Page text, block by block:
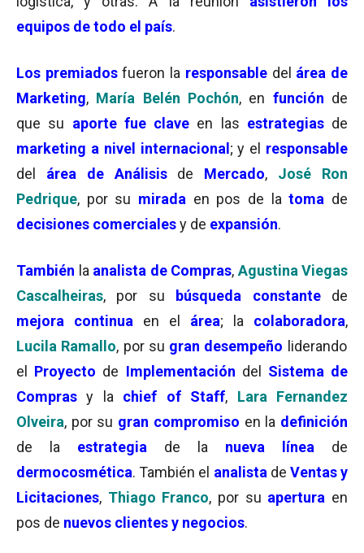
equipos de todo el país.
Los premiadosfueron la responsable del área de
Marketing, María Belén Pochón, en función de
que su aporte fue clave en las estrategias de
marketing a nivel internacional ; y el responsable
del área de Análisis de Mercado, José Ron
Pedrique, por su mirada en pos de la toma de
decisiones comercialesy de expansión.
También la analista de Compras, Agustina Viegas
Cascalheiras, por su búsqueda constante de
mejora continua en el área; la colaboradora,
Lucila Ramallo, por su gran desempeño liderando
el Proyecto de Implementación del Sistema de
Comprasy la chief of Staff, Lara Fernandez
Olveira, por su gran compromiso en la definición
de la estrategia de la nueva línea de
dermocosmética. También el analista de Ventas y
Licitaciones, Thiago Franco, por su apertura en
pos de nuevos clientes y negocios.